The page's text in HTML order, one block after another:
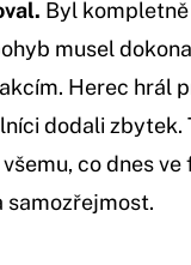
Byl
musel
Herec hrál
dodali zbytek.
co dnes
samozřejmost.